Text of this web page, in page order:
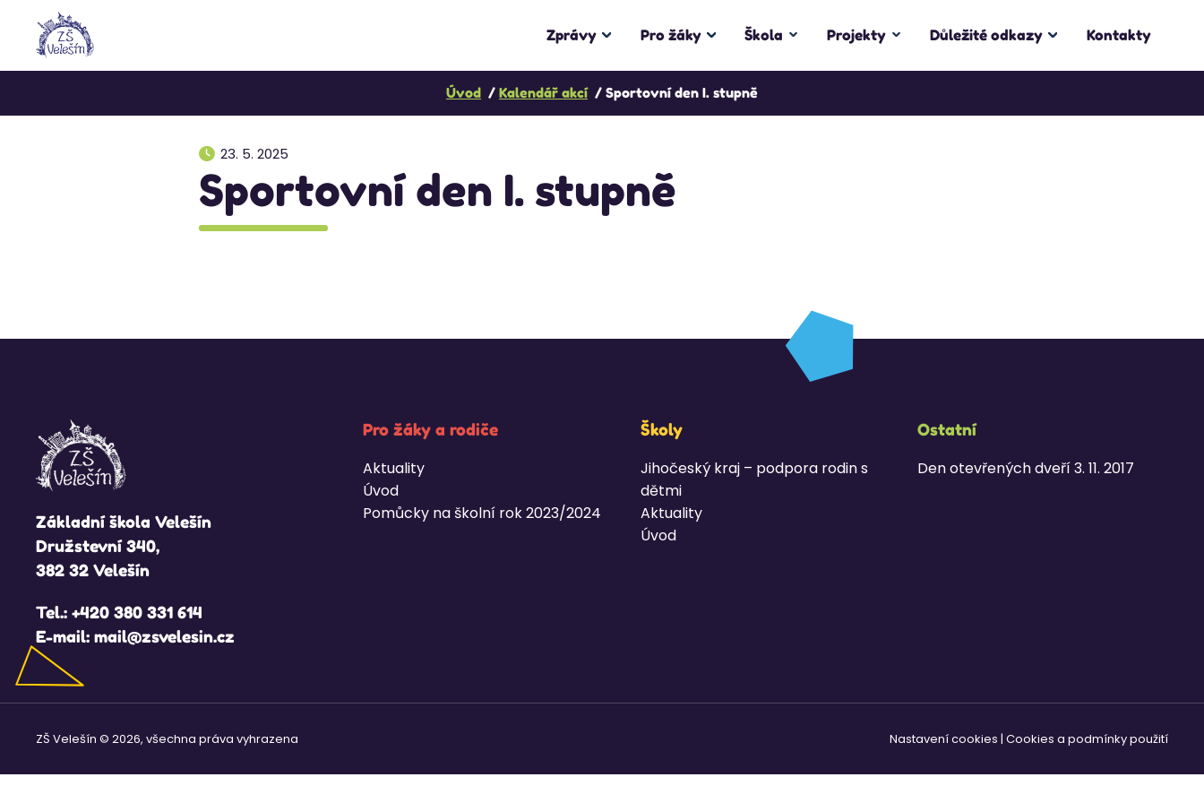
Zprávy Pro žáky Škola Projekty Důležité odkazy Kontakty
Úvod Kalendář akcí Sportovní den I. stupně
23. 5. 2025
Sportovní den I. stupně
Základní škola Velešín
Družstevní 340,
382 32 Velešín
Tel.: +420 380 331 614
E-mail: mail@zsvelesin.cz
Pro žáky a rodiče
Aktuality
Úvod
Pomůcky na školní rok 2023/2024
Školy
Jihočeský kraj – podpora rodin s
dětmi
Aktuality
Úvod
Ostatní
Den otevřených dveří 3. 11. 2017
ZŠ Velešín © 2026, všechna práva vyhrazena Nastavení cookies | Cookies a podmínky použití